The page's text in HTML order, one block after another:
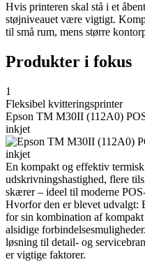
Hvis printeren skal stå i et
støjniveauet være vigtigt.
til små rum, mens større
Produkter i fokus
1
Fleksibel kvitteringsprinter
Epson TM M30II (112A0)
inkjet
En kompakt og effektiv
udskrivningshastighed, flere
skærer – ideel til moderne
Hvorfor den er blevet
for sin kombination af
alsidige
løsning til detail- og
er vigtige faktorer.